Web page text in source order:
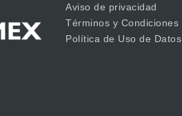
Aviso de privacidad
Términos y Condiciones
Política de Uso de Datos